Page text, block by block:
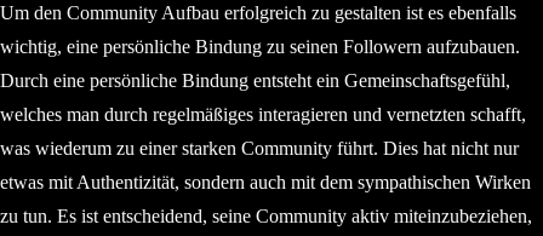
Um den Community Aufbau erfolgreich zu gestalten ist es ebenfalls
wichtig, eine persönliche Bindung zu seinen Followern aufzubauen.
Durch eine persönliche Bindung entsteht ein Gemeinschaftsgefühl,
welches man durch regelmäßiges interagieren und vernetzten schafft,
was wiederum zu einer starken Community führt. Dies hat nicht nur
etwas mit Authentizität, sondern auch mit dem sympathischen Wirken
zu tun. Es ist entscheidend, seine Community aktiv miteinzubeziehen,